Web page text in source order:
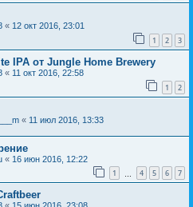
« 12 окт 2016, 23:01
1 2 3
IPA от Jungle Home Brewery
« 11 окт 2016, 22:58
1 2
« 11 июл 2016, 13:33
« 16 июн 2016, 12:22
1 4 5 6 7